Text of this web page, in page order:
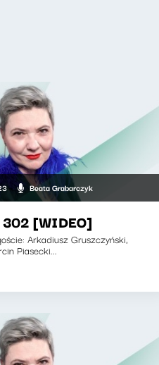
Beata Grabarczyk
[WIDEO]
Arkadiusz Gruszczyński,
Piasecki...